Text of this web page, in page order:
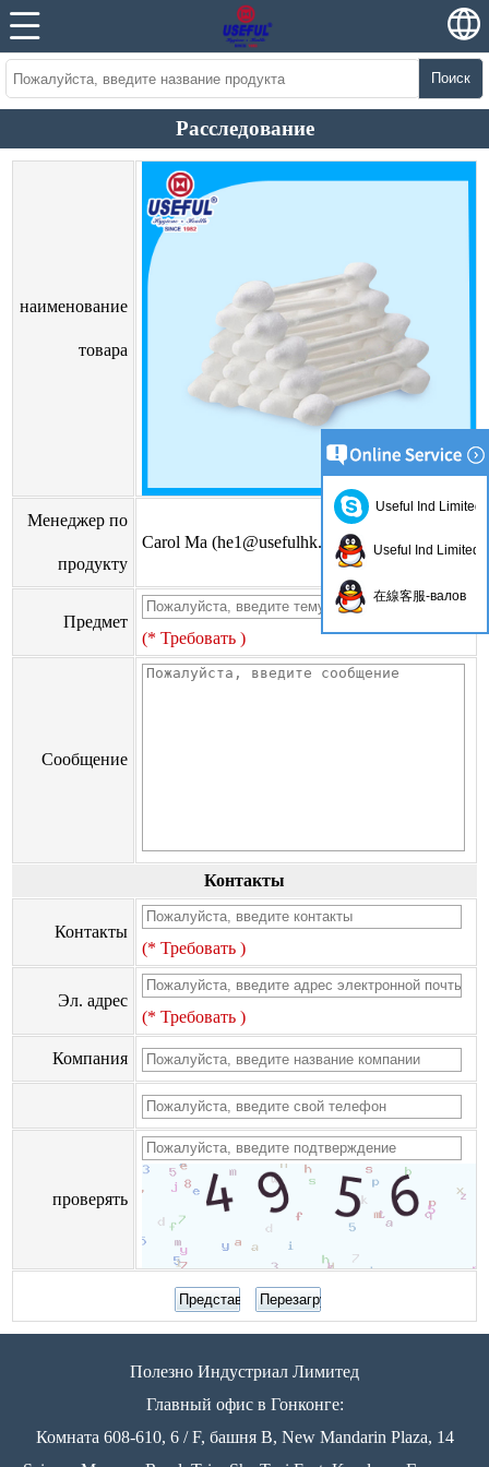
Поиск
Расследование
наименование
товара
Менеджер по
продукту
Carol Ma (he1@usefulhk.com)
Предмет
(* Требовать )
Сообщение
Контакты
Контакты
(* Требовать )
Эл. адрес
(* Требовать )
Компания
проверять
Полезно Индустриал Лимитед
Главный офис в Гонконге:
Комната 608-610, 6 / F, башня B, New Mandarin Plaza, 14
Useful Ind Limited
Useful Ind Limited
在線客服-валов